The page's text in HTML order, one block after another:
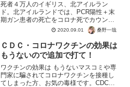
死者４万人のイギリス、北アイルラン
ド。北アイルランドでは、PCR陽性＋末
期ガン患者の死亡をコロナ死でカウント
していたから。ちゃんちゃん。あー、コ
ロナの肺炎は怖いわー（棒読み）北アイ
ルランドではなぜか、PCR陽性＋末期ガ
ン患者の死亡をコロナ死...
2020.09.01 桑野一哉
ＣＤＣ・コロナワクチンの効果は
もうないので追加で打て！
ワクチンの効果は もうないマスコミや専
門家に騙されてコロナワクチンを接種し
てしまった方、お気の毒様です。CDCは